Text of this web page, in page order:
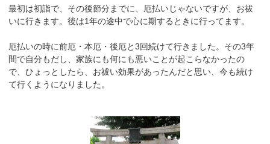
最初は初詣で、その後節分までに、厄払いじゃないですが、お祓
いに行きます。後は1年の途中で心に期するときに行ってます。
厄払いの時に前厄・本厄・後厄と3回続けて行きました。その3年
間で自分もだし、家族にも何にも悪いことが起こらなかったの
で、ひょっとしたら、お祓い効果があったんだと思い、今も続け
て行くようになりました。